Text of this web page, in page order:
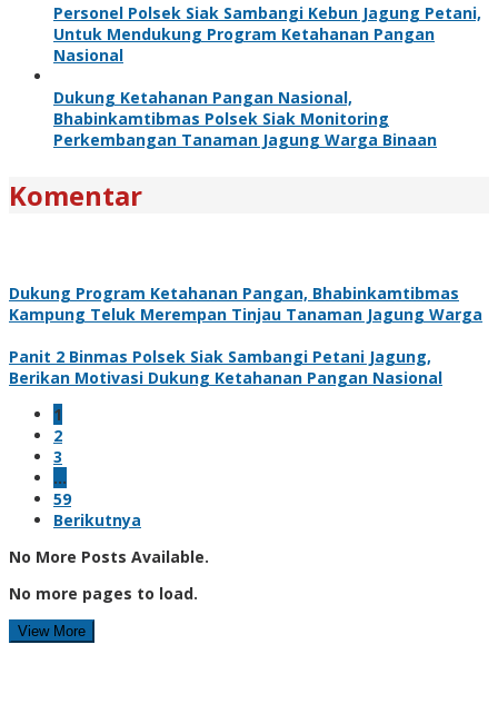
Personel Polsek Siak Sambangi Kebun Jagung Petani,
Untuk Mendukung Program Ketahanan Pangan
Nasional
Dukung Ketahanan Pangan Nasional,
Bhabinkamtibmas Polsek Siak Monitoring
Perkembangan Tanaman Jagung Warga Binaan
Komentar
Dukung Program Ketahanan Pangan, Bhabinkamtibmas
Kampung Teluk Merempan Tinjau Tanaman Jagung Warga
Panit 2 Binmas Polsek Siak Sambangi Petani Jagung,
Berikan Motivasi Dukung Ketahanan Pangan Nasional
1
2
3
…
59
Berikutnya
No More Posts Available.
No more pages to load.
View More